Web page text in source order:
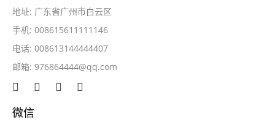
地址: 广东省广州市白云区
手机: 008615611111146
电话: 008613144444407
邮箱: 976864444@qq.com
微信